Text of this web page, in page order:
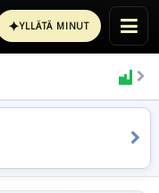
✦YLLÄTÄ MINUT